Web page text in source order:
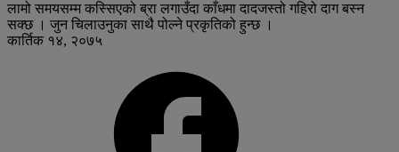
लामो समयसम्म कस्सिएको ब्रा लगाउँदा काँधमा दादजस्तो गहिरो दाग बस्न
सक्छ । जुन चिलाउनुका साथै पोल्ने प्रकृतिको हुन्छ ।
कार्तिक १४, २०७५